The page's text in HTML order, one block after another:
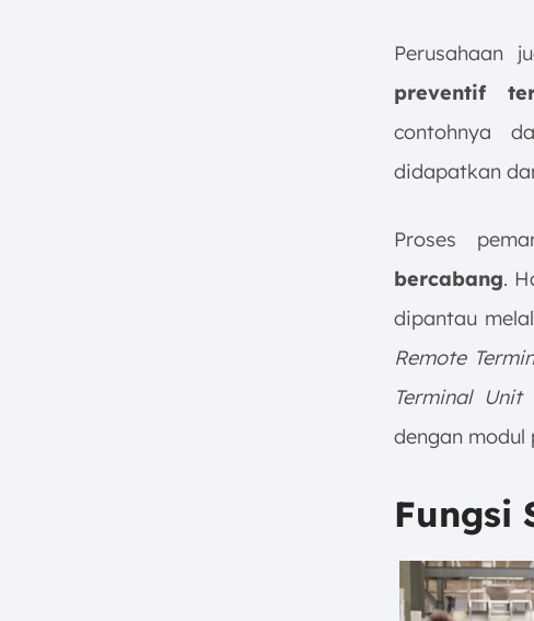
Perusahaan
preventif
contohnya
didapatkan
Proses
bercabang.
dipantau
Remote
Terminal Unit
dengan modul
Fungsi